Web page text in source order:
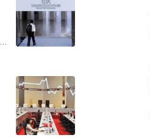
Generasi Prima Sakti tanggal 29 Januari membeli 71 juta lembar saham LCGP, namun tgl 30 Januari menjual 92 juta lembar